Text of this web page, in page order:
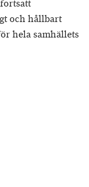
och hållbart
hela samhällets